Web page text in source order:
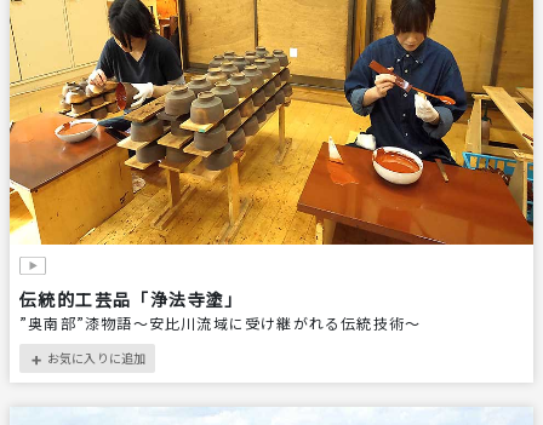
伝統的工芸品「浄法寺塗」
”奥南部”漆物語～安比川流域に受け継がれる伝統技術～
＋ お気に入りに追加